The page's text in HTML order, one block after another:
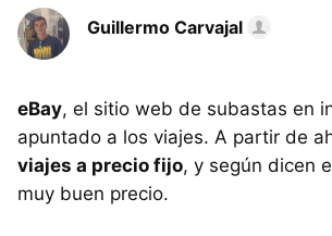
Guillermo Carvajal
eBay, el sitio web de subastas en
apuntado a los viajes. A partir de
viajes a precio fijo, y según dicen
muy buen precio.